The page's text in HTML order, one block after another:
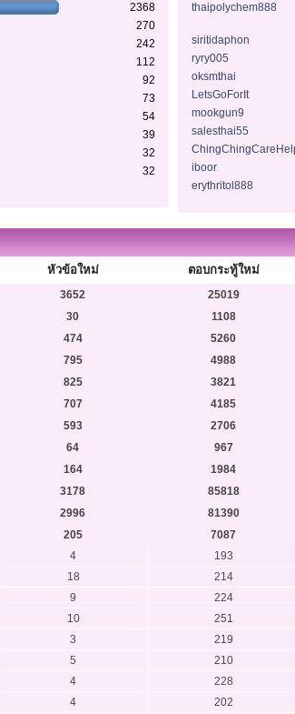
2368
270
242
112
92
73
54
39
32
32
thaipolychem888
siritidaphon
ryry005
oksmthai
LetsGoForIt
mookgun9
salesthai55
iboor
erythritol888
หัวข้อใหม่ ตอบกระทู้ใหม่
3652 25019
30 1108
474 5260
795 4988
825 3821
707 4185
593 2706
64 967
164 1984
3178 85818
2996 81390
205 7087
4 193
18 214
9 224
10 251
3 219
5 210
4 228
4 202